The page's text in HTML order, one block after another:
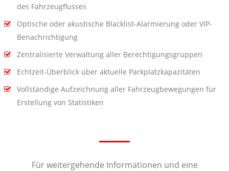
des Fahrzeugflusses
Optische oder akustische Blacklist-Alarmierung oder VIP-
Benachrichtigung
Zentralisierte Verwaltung aller Berechtigungsgruppen
Echtzeit-Überblick über aktuelle Parkplatzkapazitäten
Vollständige Aufzeichnung aller Fahrzeugbewegungen für
Erstellung von Statistiken
Für weitergehende Informationen und eine